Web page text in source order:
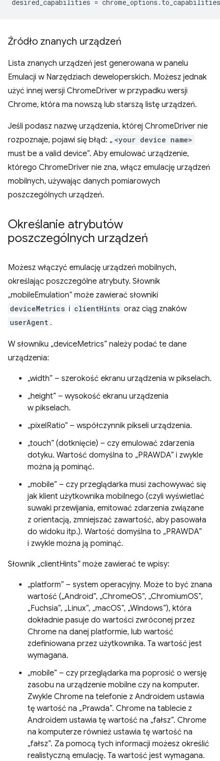
desired_capabilities = chrome_options . to_capabilities
Źródło znanych urządzeń
Lista znanych urządzeń jest generowana w panelu
Emulacji w Narzędziach deweloperskich. Możesz jednak
użyć innej wersji ChromeDriver w przypadku wersji
Chrome, która ma nowszą lub starszą listę urządzeń.
Jeśli podasz nazwę urządzenia, której ChromeDriver nie
rozpoznaje, pojawi się błąd: „ <your device name>
must be a valid device”. Aby emulować urządzenie,
którego ChromeDriver nie zna, włącz emulację urządzeń
mobilnych, używając danych pomiarowych
poszczególnych urządzeń.
Określanie atrybutów
poszczególnych urządzeń
Możesz włączyć emulację urządzeń mobilnych,
określając poszczególne atrybuty. Słownik
„mobileEmulation” może zawierać słowniki
deviceMetrics i clientHints oraz ciąg znaków
userAgent .
W słowniku „deviceMetrics” należy podać te dane
urządzenia:
„width” – szerokość ekranu urządzenia w pikselach.
„height” – wysokość ekranu urządzenia
w pikselach.
„pixelRatio” – współczynnik pikseli urządzenia.
„touch” (dotknięcie) – czy emulować zdarzenia
dotyku. Wartość domyślna to „PRAWDA” i zwykle
można ją pominąć.
„mobile” – czy przeglądarka musi zachowywać się
jak klient użytkownika mobilnego (czyli wyświetlać
suwaki przewijania, emitować zdarzenia związane
z orientacją, zmniejszać zawartość, aby pasowała
do widoku itp.). Wartość domyślna to „PRAWDA”
i zwykle można ją pominąć.
Słownik „clientHints” może zawierać te wpisy:
„platform” – system operacyjny. Może to być znana
wartość („Android”, „ChromeOS”, „ChromiumOS”,
„Fuchsia”, „Linux”, „macOS”, „Windows”), która
dokładnie pasuje do wartości zwróconej przez
Chrome na danej platformie, lub wartość
zdefiniowana przez użytkownika. Ta wartość jest
wymagana.
„mobile” – czy przeglądarka ma poprosić o wersję
zasobu na urządzenie mobilne czy na komputer.
Zwykle Chrome na telefonie z Androidem ustawia
tę wartość na „Prawda”. Chrome na tablecie z
Androidem ustawia tę wartość na „fałsz”. Chrome
na komputerze również ustawia tę wartość na
„fałsz”. Za pomocą tych informacji możesz określić
realistyczną emulację. Ta wartość jest wymagana.